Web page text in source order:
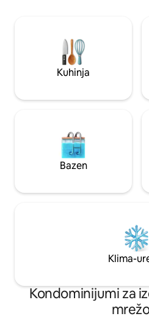
hidromasažne kade!
Kuhinja
Bazen
Klima-
Kondominijumi za